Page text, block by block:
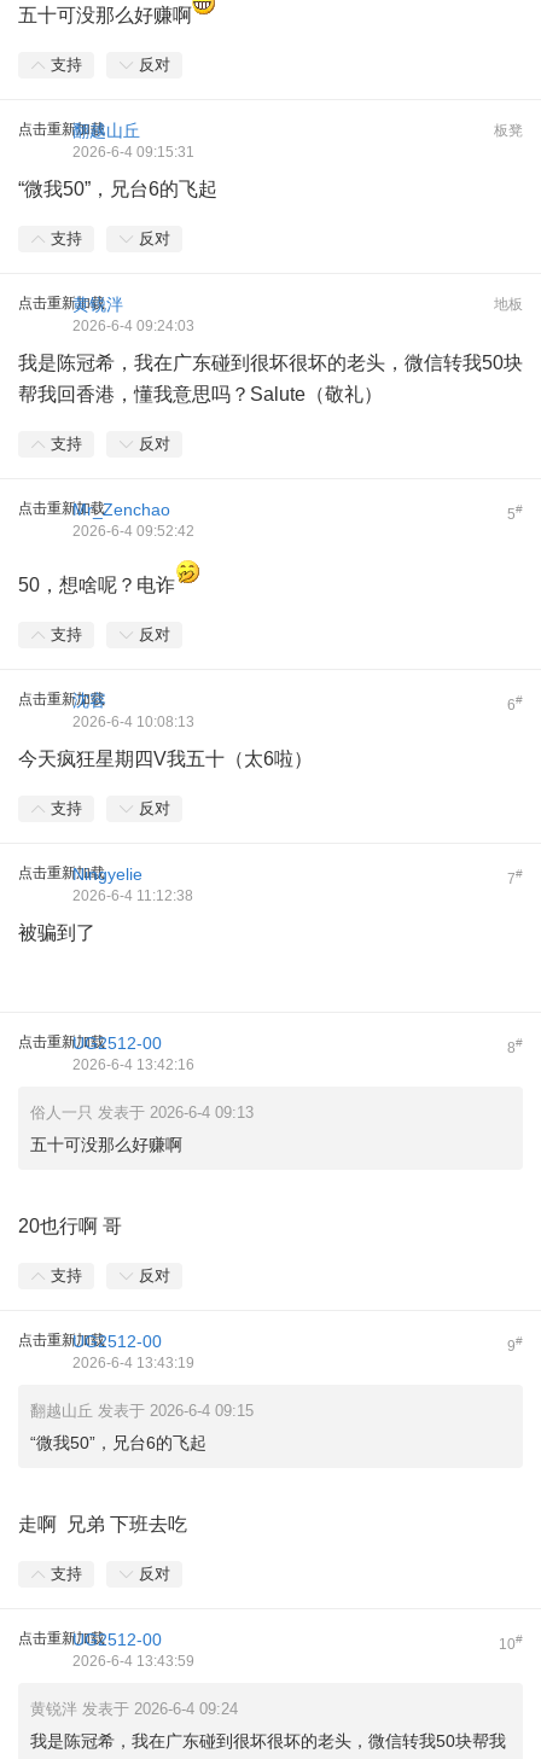
五十可没那么好赚啊
支持 反对
点击重新加载 板凳
翻越山丘
2026-6-4 09:15:31
“微我50”，兄台6的飞起
支持 反对
点击重新加载 地板
黄锐泮
2026-6-4 09:24:03
我是陈冠希，我在广东碰到很坏很坏的老头，微信转我50块
帮我回香港，懂我意思吗？Salute（敬礼）
支持 反对
点击重新加载 5#
Mr_Zenchao
2026-6-4 09:52:42
50，想啥呢？电诈
支持 反对
点击重新加载 6#
沈容
2026-6-4 10:08:13
今天疯狂星期四V我五十（太6啦）
支持 反对
点击重新加载 7#
Ningyelie
2026-6-4 11:12:38
被骗到了
点击重新加载 8#
UG2512-00
2026-6-4 13:42:16
俗人一只 发表于 2026-6-4 09:13
五十可没那么好赚啊
20也行啊 哥
支持 反对
点击重新加载 9#
UG2512-00
2026-6-4 13:43:19
翻越山丘 发表于 2026-6-4 09:15
“微我50”，兄台6的飞起
走啊 兄弟 下班去吃
支持 反对
点击重新加载 10#
UG2512-00
2026-6-4 13:43:59
黄锐泮 发表于 2026-6-4 09:24
我是陈冠希，我在广东碰到很坏很坏的老头，微信转我50块帮我